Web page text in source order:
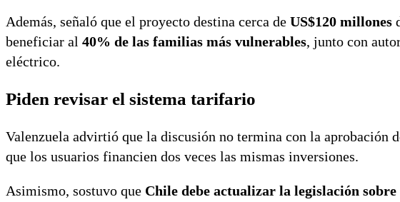
Además, señaló que el proyecto destina cerca de US$120 millones
beneficiar al 40% de las familias más vulnerables, junto con
eléctrico.
Piden revisar el sistema tarifario
Valenzuela advirtió que la discusión no termina con la
que los usuarios financien dos veces las mismas inversiones.
Asimismo, sostuvo que Chile debe actualizar la legislación